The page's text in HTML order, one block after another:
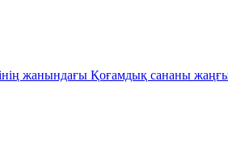
жанындағы Қоғамдық сананы